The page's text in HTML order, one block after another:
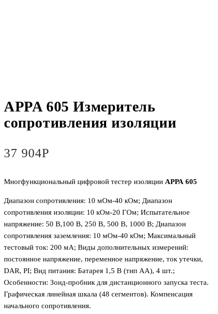
APPA 605 Измеритель
сопротивления изоляции
37 904Р
Многфункциональный цифровой тестер изоляции АРРА 605
Диапазон сопротивления: 10 мОм-40 кОм; Диапазон
сопротивления изоляции: 10 кОм-20 ГОм; Испытательное
напряжение: 50 В,100 В, 250 В, 500 В, 1000 В; Диапазон
сопротивления заземления: 10 мОм-40 кОм; Максимальный
тестовый ток: 200 мА; Виды дополнительных измерений:
постоянное напряжение, переменное напряжение, ток утечки,
DAR, PI; Вид питания: Батарея 1,5 В (тип AA), 4 шт.;
Особенности: Зонд-пробник для дистанционного запуска теста.
Графическая линейная шкала (48 сегментов). Компенсация
начального сопротивления.